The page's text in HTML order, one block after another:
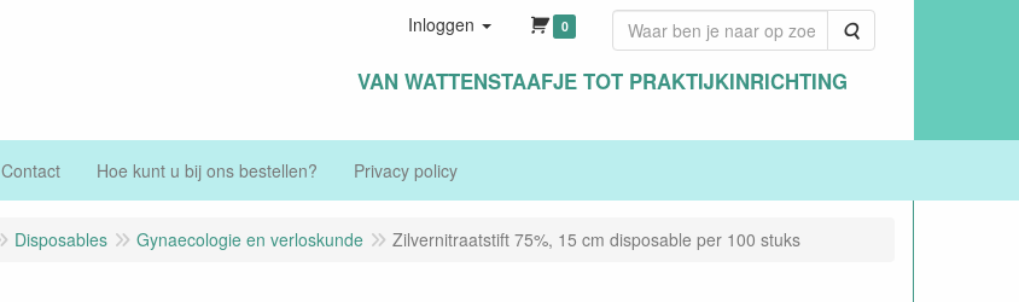
VAN WATTENSTAAFJE TOT PRAKTIJKINRICHTING
Inloggen 0 Zoeken
Contact Hoe kunt u bij ons bestellen? Privacy policy
Disposables Gynaecologie en verloskunde Zilvernitraatstift 75%, 15 cm disposable per 100 stuks